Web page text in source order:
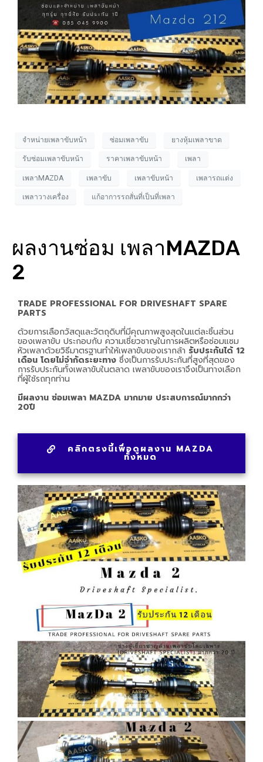
จำหน่ายเพลาขับหน้า ซ่อมเพลาขับ ยางหุ้มเพลาขาด
รับซ่อมเพลาขับหน้า ราคาเพลาขับหน้า เพลา
เพลาMAZDA เพลาขับ เพลาขับหน้า เพลารถแต่ง
เพลาวางเครื่อง แก้อาการรถสั่นที่เป็นที่เพลา
ผลงานซ่อม เพลาMAZDA
2
TRADE PROFESSIONAL FOR DRIVESHAFT SPARE
PARTS
ด้วยการเลือกวัสดุและวัตถุดิบที่มีคุณภาพสูงสุดในแต่ละชิ้นส่วน
ของเพลาขับ ประกอบกับ ความเชี่ยวชาญในการผลิตหรือซ่อมแซม
หัวเพลาด้วยวิธีมาตรฐานทำให้เพลาขับของเรากล้า รับประกันได้ 12
เดือน โดยไม่จำกัดระยะทาง ซึ่งเป็นการรับประกันที่สูงที่สุดของ
การรับประกันทั้งเพลาขับในตลาด เพลาขับของเราจึงเป็นทางเลือก
ที่ผู้ใช้รถทุกท่าน
มีผลงาน ซ่อมเพลา MAZDA มากมาย ประสบการณ์มากกว่า
20ปี
คลิกตรงนี้เพื่อดูผลงาน MAZDA
ทั้งหมด